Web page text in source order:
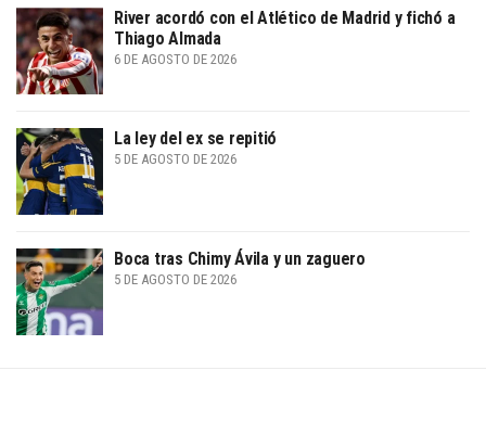
River acordó con el Atlético de Madrid y fichó a
Thiago Almada
6 DE AGOSTO DE 2026
La ley del ex se repitió
5 DE AGOSTO DE 2026
Boca tras Chimy Ávila y un zaguero
5 DE AGOSTO DE 2026